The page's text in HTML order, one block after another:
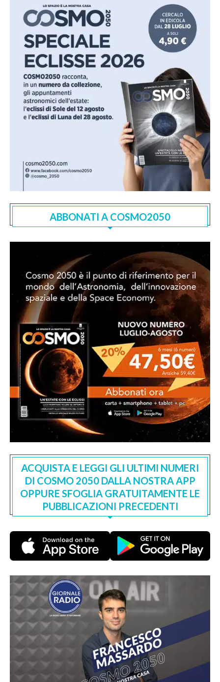
ABBONATI A COSMO2050
ACQUISTA E LEGGI GLI ULTIMI NUMERI
DI COSMO 2050 DALLA NOSTRA APP
OPPURE SFOGLIA GRATUITAMENTE LE
PUBBLICAZIONI PRECEDENTI